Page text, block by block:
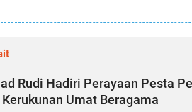
Rudi Hadiri Perayaan Pesta
Umat Beragama